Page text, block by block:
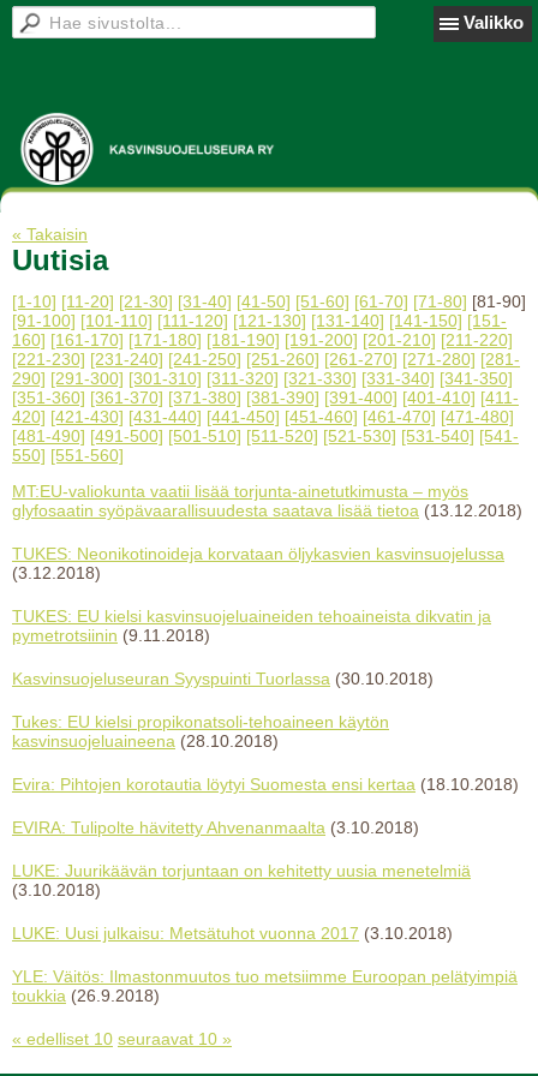
Valikko
« Takaisin
Uutisia
[1-10] [11-20] [21-30] [31-40] [41-50] [51-60] [61-70] [71-80] [81-90]
[91-100] [101-110] [111-120] [121-130] [131-140] [141-150] [151-
160] [161-170] [171-180] [181-190] [191-200] [201-210] [211-220]
[221-230] [231-240] [241-250] [251-260] [261-270] [271-280] [281-
290] [291-300] [301-310] [311-320] [321-330] [331-340] [341-350]
[351-360] [361-370] [371-380] [381-390] [391-400] [401-410] [411-
420] [421-430] [431-440] [441-450] [451-460] [461-470] [471-480]
[481-490] [491-500] [501-510] [511-520] [521-530] [531-540] [541-
550] [551-560]
MT:EU-valiokunta vaatii lisää torjunta-ainetutkimusta – myös
glyfosaatin syöpävaarallisuudesta saatava lisää tietoa (13.12.2018)
TUKES: Neonikotinoideja korvataan öljykasvien kasvinsuojelussa
(3.12.2018)
TUKES: EU kielsi kasvinsuojeluaineiden tehoaineista dikvatin ja
pymetrotsiinin (9.11.2018)
Kasvinsuojeluseuran Syyspuinti Tuorlassa (30.10.2018)
Tukes: EU kielsi propikonatsoli-tehoaineen käytön
kasvinsuojeluaineena (28.10.2018)
Evira: Pihtojen korotautia löytyi Suomesta ensi kertaa (18.10.2018)
EVIRA: Tulipolte hävitetty Ahvenanmaalta (3.10.2018)
LUKE: Juurikäävän torjuntaan on kehitetty uusia menetelmiä
(3.10.2018)
LUKE: Uusi julkaisu: Metsätuhot vuonna 2017 (3.10.2018)
YLE: Väitös: Ilmastonmuutos tuo metsiimme Euroopan pelätyimpiä
toukkia (26.9.2018)
« edelliset 10 seuraavat 10 »